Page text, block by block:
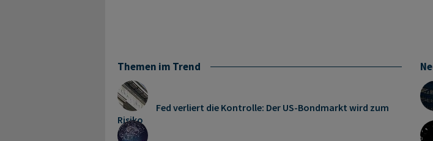
Themen im Trend
Fed verliert die Kontrolle: Der US-Bondmarkt wird zum
Risiko